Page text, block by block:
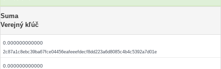
Suma
Verejný kľúč
0.000000000000
2c87a1c8ebc39ba67fce04456eafeeefdecf8dd223a6d8085c4b4c5392a7d01e
0.000000000000